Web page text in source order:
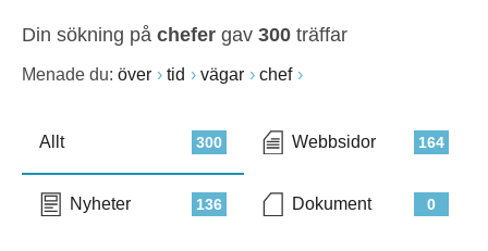
Din sökning på chefer gav 300 träffar
Menade du: över tid vägar chef
300
Allt 164
Webbsidor
136
Nyheter 0
Dokument